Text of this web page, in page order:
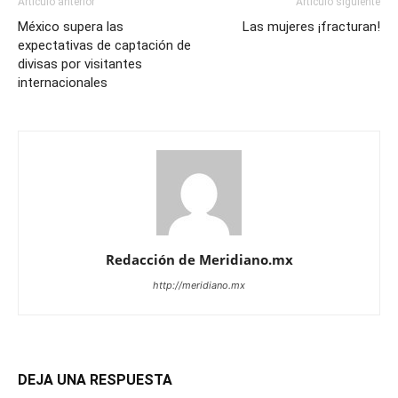
México supera las
expectativas de captación de
divisas por visitantes
internacionales
Las mujeres ¡fracturan!
Redacción de Meridiano.mx
http://meridiano.mx
DEJA UNA RESPUESTA